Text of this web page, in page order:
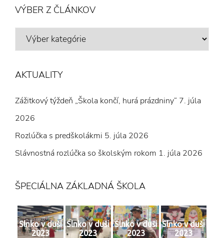
VÝBER Z ČLÁNKOV
VÝBER
AKTUALITY
Zážitkový týždeň „Škola končí, hurá prázdniny“ 7. júla
2026
Rozlúčka s predškolákmi 5. júla 2026
Slávnostná rozlúčka so školským rokom 1. júla 2026
ŠPECIÁLNA ZÁKLADNÁ ŠKOLA
Slnko v duši
2023
Slnko v duši
2023
Slnko v duši
2023
Slnko v duši
2023